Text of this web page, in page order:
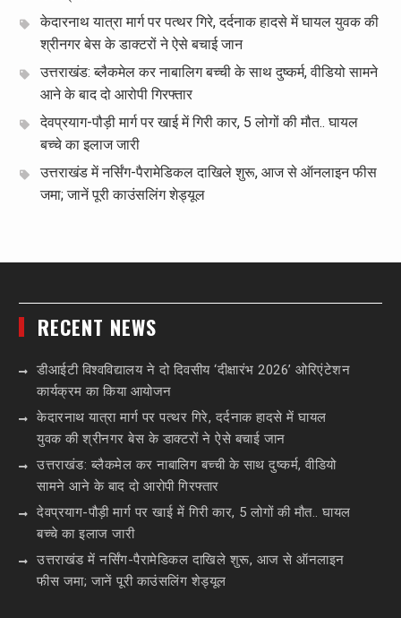
केदारनाथ यात्रा मार्ग पर पत्थर गिरे, दर्दनाक हादसे में घायल युवक की
श्रीनगर बेस के डाक्टरों ने ऐसे बचाई जान
उत्तराखंड: ब्लैकमेल कर नाबालिग बच्ची के साथ दुष्कर्म, वीडियो सामने
आने के बाद दो आरोपी गिरफ्तार
देवप्रयाग-पौड़ी मार्ग पर खाई में गिरी कार, 5 लोगों की मौत.. घायल
बच्चे का इलाज जारी
उत्तराखंड में नर्सिंग-पैरामेडिकल दाखिले शुरू, आज से ऑनलाइन फीस
जमा; जानें पूरी काउंसलिंग शेड्यूल
RECENT NEWS
डीआईटी विश्वविद्यालय ने दो दिवसीय ‘दीक्षारंभ 2026’ ओरिएंटेशन
कार्यक्रम का किया आयोजन
केदारनाथ यात्रा मार्ग पर पत्थर गिरे, दर्दनाक हादसे में घायल
युवक की श्रीनगर बेस के डाक्टरों ने ऐसे बचाई जान
उत्तराखंड: ब्लैकमेल कर नाबालिग बच्ची के साथ दुष्कर्म, वीडियो
सामने आने के बाद दो आरोपी गिरफ्तार
देवप्रयाग-पौड़ी मार्ग पर खाई में गिरी कार, 5 लोगों की मौत.. घायल
बच्चे का इलाज जारी
उत्तराखंड में नर्सिंग-पैरामेडिकल दाखिले शुरू, आज से ऑनलाइन
फीस जमा; जानें पूरी काउंसलिंग शेड्यूल